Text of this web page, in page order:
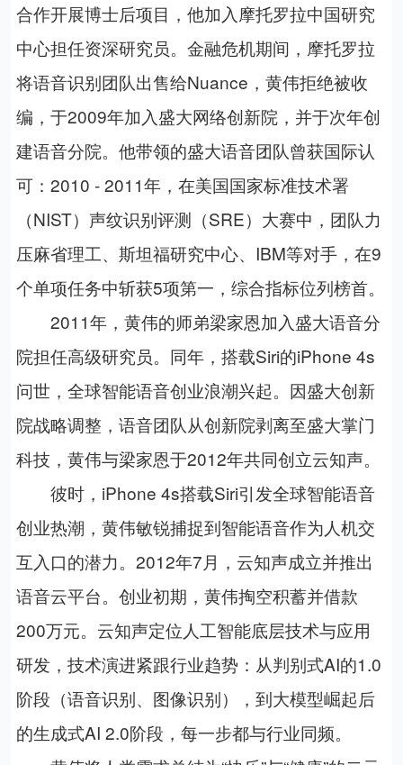
合作开展博士后项目，他加入摩托罗拉中国研究
中心担任资深研究员。金融危机期间，摩托罗拉
将语音识别团队出售给Nuance ，黄伟拒绝被收
编，于2009年加入盛大网络创新院，并于次年创
建语音分院。他带领的盛大语音团队曾获国际认
可： 2010 - 2011年，在美国国家标准技术署
（NIST）声纹识别评测（SRE）大赛中，团队力
压麻省理工、斯坦福研究中心、 IBM等对手，在9
个单项任务中斩获5项第一，综合指标位列榜首。
2011年，黄伟的师弟梁家恩加入盛大语音分
院担任高级研究员。同年，搭载Siri的iPhone 4s
问世，全球智能语音创业浪潮兴起。因盛大创新
院战略调整，语音团队从创新院剥离至盛大掌门
科技，黄伟与梁家恩于2012年共同创立云知声。
彼时， iPhone 4s搭载Siri引发全球智能语音
创业热潮，黄伟敏锐捕捉到智能语音作为人机交
互入口的潜力。 2012年7月，云知声成立并推出
语音云平台。创业初期，黄伟掏空积蓄并借款
200万元。云知声定位人工智能底层技术与应用
研发，技术演进紧跟行业趋势：从判别式AI的1.0
阶段（语音识别、图像识别），到大模型崛起后
的生成式AI 2.0阶段，每一步都与行业同频。